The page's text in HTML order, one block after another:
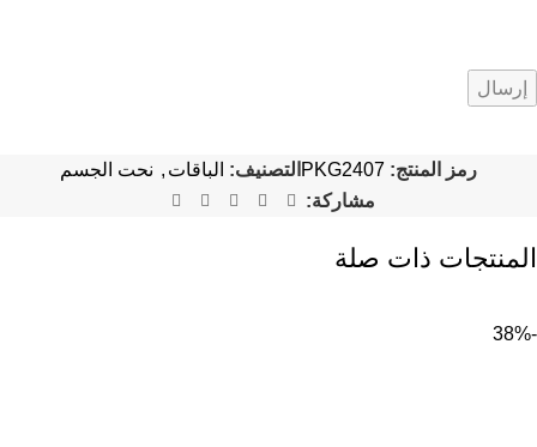
رمز المنتج: PKG2407 التصنيف: الباقات , نحت الجسم
مشاركة:
المنتجات ذات صلة
-38%